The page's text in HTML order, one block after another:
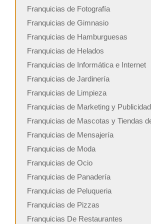
Franquicias de Fotografía
Franquicias de Gimnasio
Franquicias de Hamburguesas
Franquicias de Helados
Franquicias de Informática e Internet
Franquicias de Jardinería
Franquicias de Limpieza
Franquicias de Marketing y Publicidad
Franquicias de Mascotas y Tiendas
Franquicias de Mensajería
Franquicias de Moda
Franquicias de Ocio
Franquicias de Panadería
Franquicias de Peluqueria
Franquicias de Pizzas
Franquicias De Restaurantes